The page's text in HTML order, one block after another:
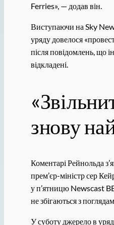
Ferries», — додав він.
Виступаючи на Sky
уряду довелося
після повідомлень, що
відкладені.
знову
Коментарі Рейнольда
прем’єр-міністр сер
у п’ятницю Newscast
не збігаються з
У суботу джерело в